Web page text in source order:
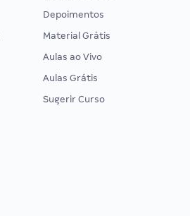
Depoimentos
Material Grátis
Aulas ao Vivo
Aulas Grátis
Sugerir Curso